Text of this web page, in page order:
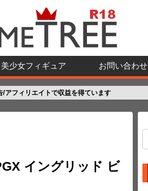
美少女フィギュア お問い合わせ
/アフィリエイトで収益を得ています
イングリッド ビ